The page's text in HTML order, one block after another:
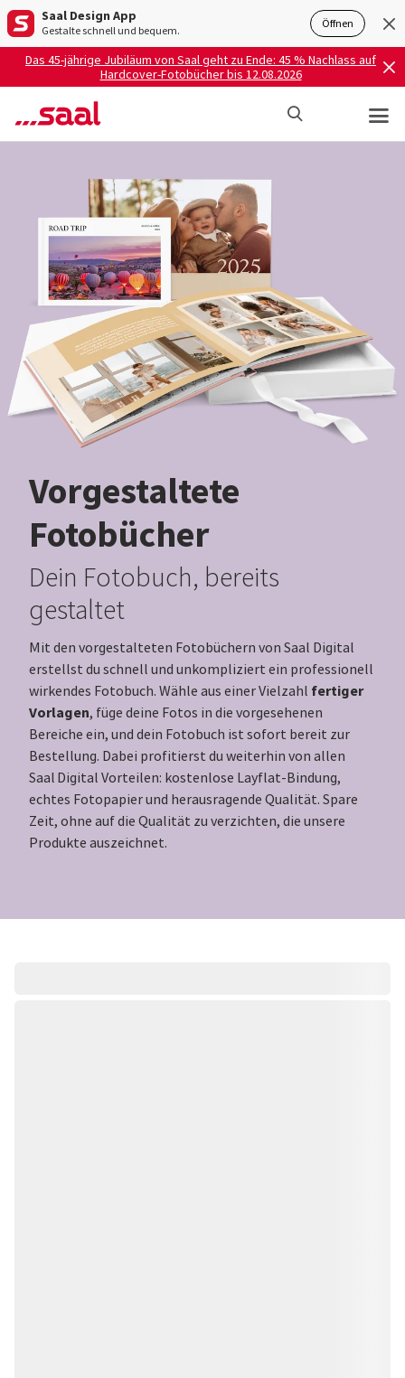
Saal Design App
Gestalte schnell und bequem. Öffnen
Das 45-jährige Jubiläum von Saal geht zu Ende: 45 % Nachlass auf
Hardcover-Fotobücher bis 12.08.2026
Vorgestaltete
Fotobücher
Dein Fotobuch, bereits
gestaltet
Mit den vorgestalteten Fotobüchern von Saal Digital
erstellst du schnell und unkompliziert ein professionell
wirkendes Fotobuch. Wähle aus einer Vielzahl fertiger
Vorlagen, füge deine Fotos in die vorgesehenen
Bereiche ein, und dein Fotobuch ist sofort bereit zur
Bestellung. Dabei profitierst du weiterhin von allen
Saal Digital Vorteilen: kostenlose Layflat-Bindung,
echtes Fotopapier und herausragende Qualität. Spare
Zeit, ohne auf die Qualität zu verzichten, die unsere
Produkte auszeichnet.